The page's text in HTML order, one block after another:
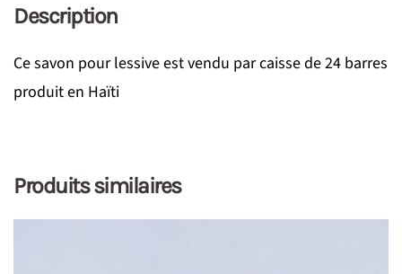
Description
Ce savon pour lessive est vendu par caisse de 24 barres
produit en Haïti
Produits similaires